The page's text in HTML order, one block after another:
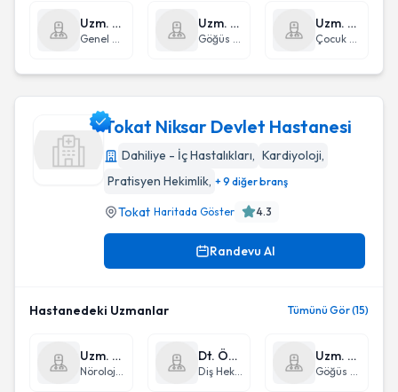
Uzm. Dr. Özhan Özcan
Genel Cerrahi
Uzm. Dr. Hüseyin Evren Eren
Göğüs Cerrahisi
Uzm. Dr. Şakir Şar
Çocuk Sağlığı ve Hastalıkları
Tokat Niksar Devlet Hastanesi
Dahiliye - İç Hastalıkları, Kardiyoloji,
Pratisyen Hekimlik, + 9 diğer branş
Tokat Haritada Göster 4.3
Randevu Al
Hastanedeki Uzmanlar Tümünü Gör (15)
Uzm. Dr. Özlem Bekdemir Özüak
Nöroloji (Beyin ve Sinir Hastalıkları)
Dt. Özlem Toprak
Diş Hekimi
Uzm. Dr. Yılmaz Duru
Göğüs Hastalıkları